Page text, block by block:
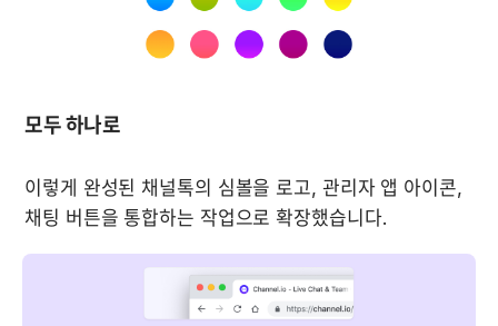
모두 하나로
이렇게 완성된 채널톡의 심볼을 로고, 관리자 앱 아이콘,
채팅 버튼을 통합하는 작업으로 확장했습니다.